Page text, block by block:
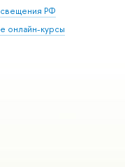
РФ
онлайн-курсы